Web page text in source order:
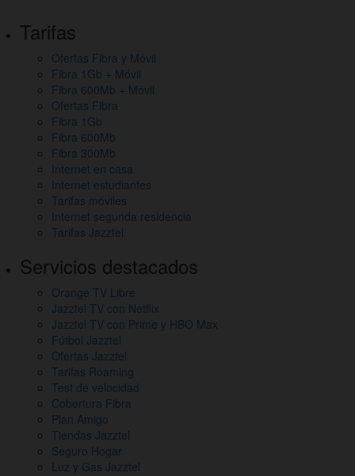
Pie
de
página,
mapa
sitio
otros
enlaces
de
interés
Tarifas
Ofertas Fibra y Móvil
Fibra 1Gb + Móvil
Fibra 600Mb + Móvil
Ofertas Fibra
Fibra 1Gb
Fibra 600Mb
Fibra 300Mb
Internet en casa
Internet estudiantes
Tarifas móviles
Internet segunda residencia
Tarifas Jazztel
Servicios destacados
Orange TV Libre
Jazztel TV con Netflix
Jazztel TV con Prime y HBO Max
Fútbol Jazztel
Ofertas Jazztel
Tarifas Roaming
Test de velocidad
Cobertura Fibra
Plan Amigo
Tiendas Jazztel
Seguro Hogar
Luz y Gas Jazztel